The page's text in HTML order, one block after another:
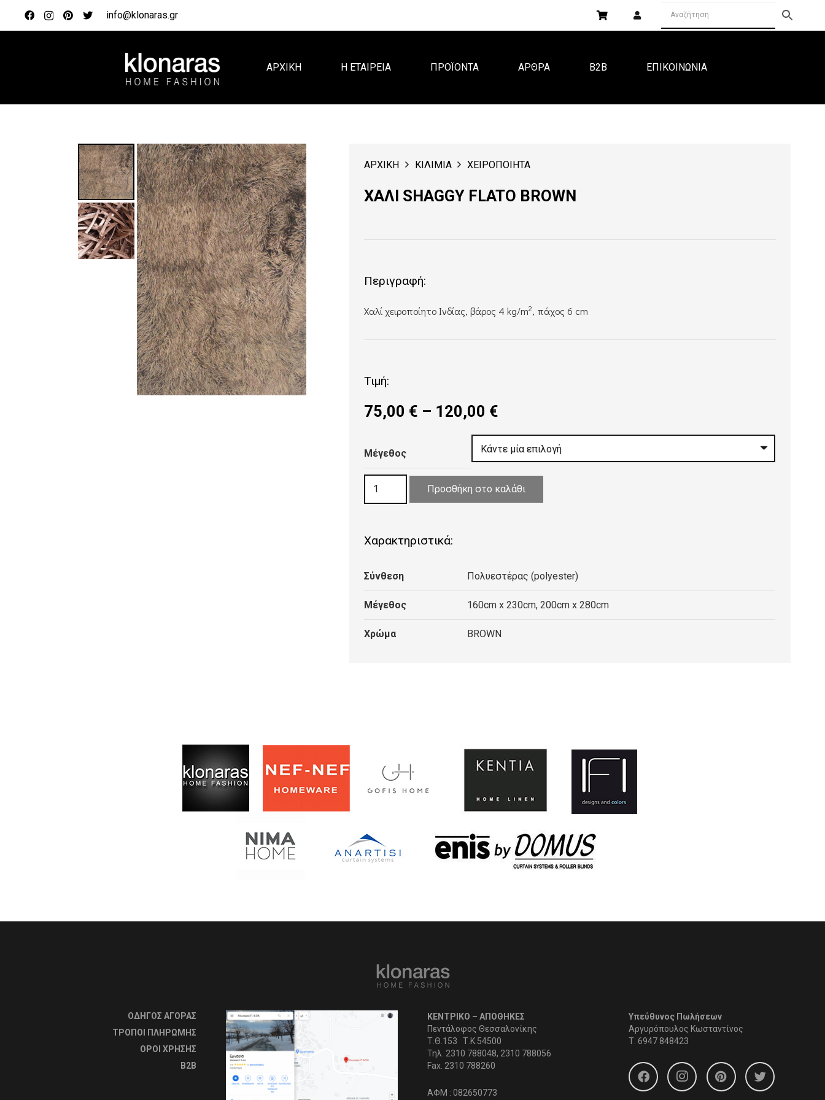
info@klonaras.gr
ΑΡΧΙΚΗ Η ΕΤΑΙΡΕΙΑ ΠΡΟΪΟΝΤΑ ΑΡΘΡΑ B2B ΕΠΙΚΟΙΝΩΝΙΑ
ΑΡΧΙΚΗ ΚΙΛΙΜΙΑ ΧΕΙΡΟΠΟΙΗΤΑ
ΧΑΛΙ SHAGGY FLATO BROWN
Περιγραφή:
Χαλί χειροποίητο Ινδίας, βάρος 4 kg/m2, πάχος 6 cm
Τιμή:
75,00 € – 120,00 €
75,00 €
through
120,00 €
Μέγεθος
ποσότητα
Προσθήκη στο καλάθι
Χαρακτηριστικά:
Σύνθεση Πολυεστέρας (polyester)
Μέγεθος 160cm x 230cm, 200cm x 280cm
Χρώμα BROWN
ΟΔΗΓΟΣ ΑΓΟΡΑΣ
ΤΡΟΠΟΙ ΠΛΗΡΩΜΗΣ
OΡΟΙ ΧΡΗΣΗΣ
B2B
ΚΕΝΤΡΙΚΟ – ΑΠΟΘΗΚΕΣ
Πεντάλοφος Θεσσαλονίκης
Τ.Θ.153 Τ.Κ.54500
Τηλ. 2310 788048, 2310 788056
Fax. 2310 788260
ΑΦΜ : 082650773
Υπεύθυνος Πωλήσεων
Αργυρόπουλος Κωσταντίνος
Τ. 6947 848423